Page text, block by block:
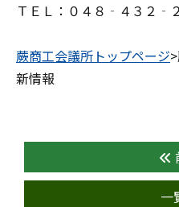
ＴＥＬ：０４８‐４３２‐
蕨商工会議所トップページ
新情報
一